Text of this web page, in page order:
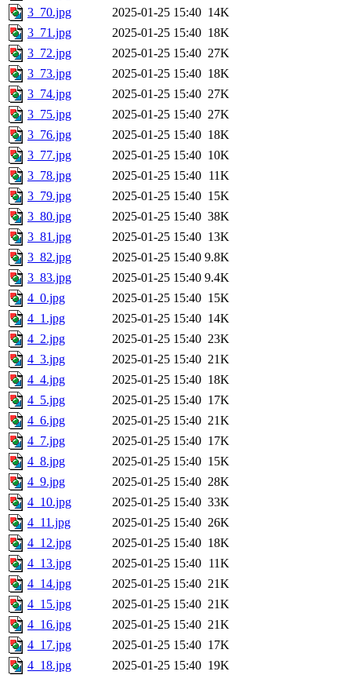
3_70.jpg
2025-01-25 15:40 14K
3_71.jpg
2025-01-25 15:40 18K
3_72.jpg
2025-01-25 15:40 27K
3_73.jpg
2025-01-25 15:40 18K
3_74.jpg
2025-01-25 15:40 27K
3_75.jpg
2025-01-25 15:40 27K
3_76.jpg
2025-01-25 15:40 18K
3_77.jpg
2025-01-25 15:40 10K
3_78.jpg
2025-01-25 15:40 11K
3_79.jpg
2025-01-25 15:40 15K
3_80.jpg
2025-01-25 15:40 38K
3_81.jpg
2025-01-25 15:40 13K
3_82.jpg
2025-01-25 15:40 9.8K
3_83.jpg
2025-01-25 15:40 9.4K
4_0.jpg
2025-01-25 15:40 15K
4_1.jpg
2025-01-25 15:40 14K
4_2.jpg
2025-01-25 15:40 23K
4_3.jpg
2025-01-25 15:40 21K
4_4.jpg
2025-01-25 15:40 18K
4_5.jpg
2025-01-25 15:40 17K
4_6.jpg
2025-01-25 15:40 21K
4_7.jpg
2025-01-25 15:40 17K
4_8.jpg
2025-01-25 15:40 15K
4_9.jpg
2025-01-25 15:40 28K
4_10.jpg
2025-01-25 15:40 33K
4_11.jpg
2025-01-25 15:40 26K
4_12.jpg
2025-01-25 15:40 18K
4_13.jpg
2025-01-25 15:40 11K
4_14.jpg
2025-01-25 15:40 21K
4_15.jpg
2025-01-25 15:40 21K
4_16.jpg
2025-01-25 15:40 21K
4_17.jpg
2025-01-25 15:40 17K
4_18.jpg
2025-01-25 15:40 19K